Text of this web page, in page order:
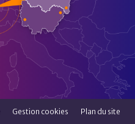
Gestion cookies Plan du site